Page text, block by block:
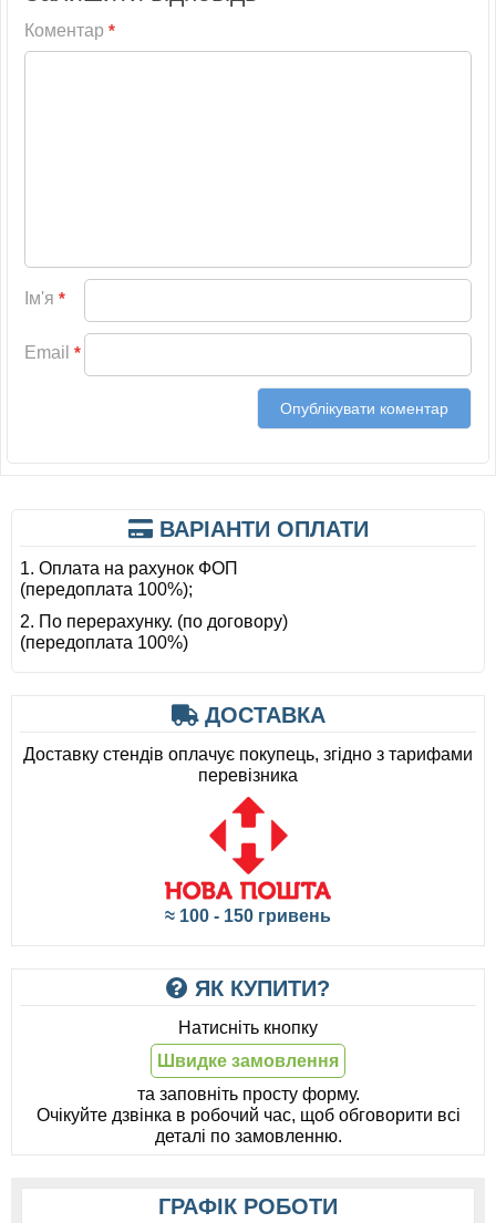
Коментар *
Ім'я *
Email *
ВАРІАНТИ ОПЛАТИ
1. Оплата на рахунок ФОП
(передоплата 100%);
2. По перерахунку. (по договору)
(передоплата 100%)
ДОСТАВКА
Доставку стендів оплачує покупець, згідно з тарифами
перевізника
≈ 100 - 150 гривень
ЯК КУПИТИ?
Натисніть кнопку
Швидке замовлення
та заповніть просту форму.
Очікуйте дзвінка в робочий час, щоб обговорити всі
деталі по замовленню.
ГРАФІК РОБОТИ